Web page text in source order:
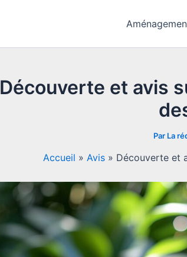
Découverte et avis
Par La
Accueil » Avis » Découverte et